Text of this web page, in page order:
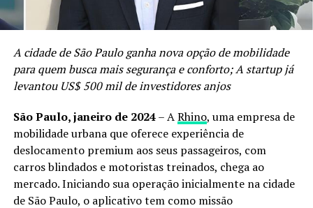
A cidade de São Paulo ganha nova opção de mobilidade
para quem busca mais segurança e conforto; A startup já
levantou US$ 500 mil de investidores anjos
São Paulo, janeiro de 2024– ARhino, uma empresa de
mobilidade urbana que oferece experiência de
deslocamento premium aos seus passageiros, com
carros blindados e motoristas treinados, chega ao
mercado. Iniciando sua operação inicialmente na cidade
de São Paulo, o aplicativo tem como missão